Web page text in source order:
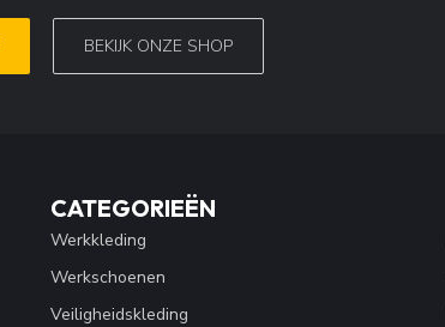
BEKIJK ONZE SHOP
CATEGORIEËN
Werkkleding
Werkschoenen
Veiligheidskleding